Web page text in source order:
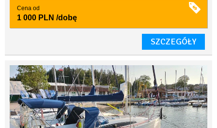
Cena od
1 000 PLN /dobę
SZCZEGÓŁY